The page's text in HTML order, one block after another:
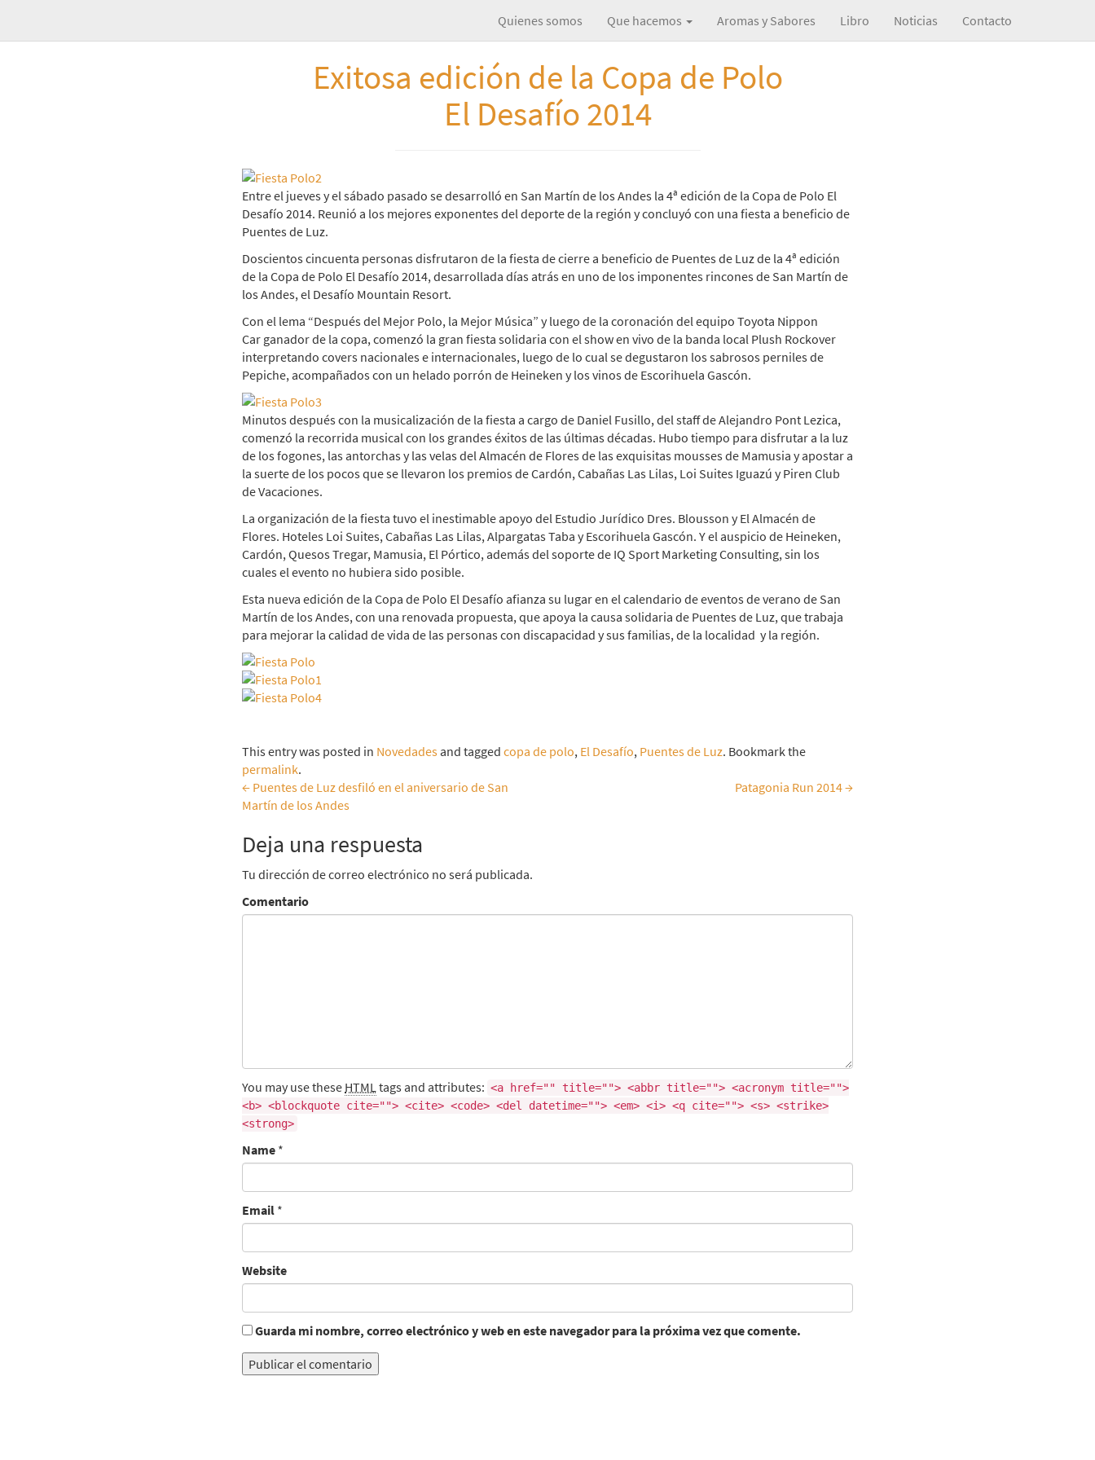
Quienes somos Que hacemos Aromas y Sabores Libro Noticias Contacto
Exitosa edición de la Copa de Polo
El Desafío 2014
Entre el jueves y el sábado pasado se desarrolló en San Martín de los Andes la 4ª edición de la Copa de Polo El
Desafío 2014. Reunió a los mejores exponentes del deporte de la región y concluyó con una fiesta a beneficio de
Puentes de Luz.
Doscientos cincuenta personas disfrutaron de la fiesta de cierre a beneficio de Puentes de Luz de la 4ª edición
de la Copa de Polo El Desafío 2014, desarrollada días atrás en uno de los imponentes rincones de San Martín de
los Andes, el Desafío Mountain Resort.
Con el lema “Después del Mejor Polo, la Mejor Música” y luego de la coronación del equipo Toyota Nippon
Car ganador de la copa, comenzó la gran fiesta solidaria con el show en vivo de la banda local Plush Rockover
interpretando covers nacionales e internacionales, luego de lo cual se degustaron los sabrosos perniles de
Pepiche, acompañados con un helado porrón de Heineken y los vinos de Escorihuela Gascón.
Minutos después con la musicalización de la fiesta a cargo de Daniel Fusillo, del staff de Alejandro Pont Lezica,
comenzó la recorrida musical con los grandes éxitos de las últimas décadas. Hubo tiempo para disfrutar a la luz
de los fogones, las antorchas y las velas del Almacén de Flores de las exquisitas mousses de Mamusia y apostar a
la suerte de los pocos que se llevaron los premios de Cardón, Cabañas Las Lilas, Loi Suites Iguazú y Piren Club
de Vacaciones.
La organización de la fiesta tuvo el inestimable apoyo del Estudio Jurídico Dres. Blousson y El Almacén de
Flores. Hoteles Loi Suites, Cabañas Las Lilas, Alpargatas Taba y Escorihuela Gascón. Y el auspicio de Heineken,
Cardón, Quesos Tregar, Mamusia, El Pórtico, además del soporte de IQ Sport Marketing Consulting, sin los
cuales el evento no hubiera sido posible.
Esta nueva edición de la Copa de Polo El Desafío afianza su lugar en el calendario de eventos de verano de San
Martín de los Andes, con una renovada propuesta, que apoya la causa solidaria de Puentes de Luz, que trabaja
para mejorar la calidad de vida de las personas con discapacidad y sus familias, de la localidad y la región.
This entry was posted in Novedadesand tagged copa de polo, El Desafío, Puentes de Luz. Bookmark the
permalink.
entradas
← Puentes de Luz desfiló en el aniversario de San
Martín de los Andes
Patagonia Run 2014→
Deja una respuesta
Tu dirección de correo electrónico no será publicada.
Comentario
You may use these HTMLtags and attributes: <a href="" title=""> <abbr title=""> <acronym title="">
<b> <blockquote cite=""> <cite> <code> <del datetime=""> <em> <i> <q cite=""> <s> <strike>
<strong>
Name *
Email *
Website
Guarda mi nombre, correo electrónico y web en este navegador para la próxima vez que comente.